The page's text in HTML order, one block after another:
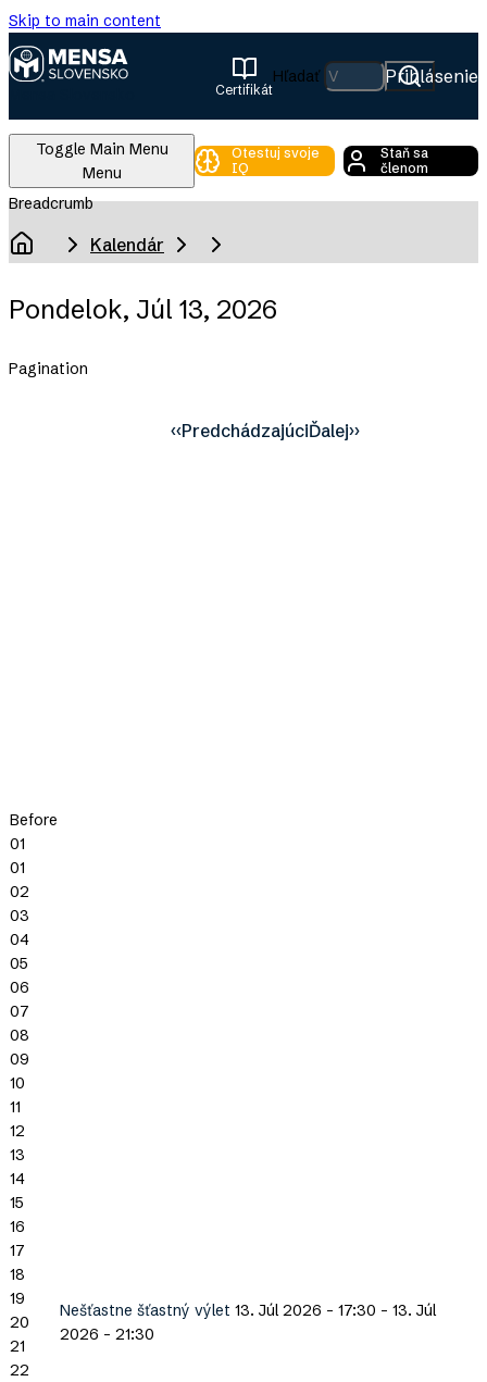
Skip to main content
Certifikát
Hľadať Prihlásenie
Toggle Main Menu
Menu
Otestuj svoje
IQ
Staň sa
členom
Breadcrumb
Kalendár
Pondelok, Júl 13, 2026
Pagination
‹‹PredchádzajúciĎalej››
Before
01
01
02
03
04
05
06
07
08
09
10
11
12
13
14
15
16
17
18
19
20
21
22
Nešťastne šťastný výlet 13. Júl 2026 - 17:30 - 13. Júl
2026 - 21:30